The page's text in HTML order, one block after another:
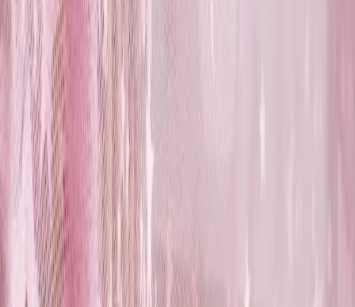
Bofigo 3 raflı metal banyo düzenleyici, dayanıklı yapısı ve şık
tasarımıyla banyoda düzen sağlar, kolay montajıyla zaman
kazandırır.
Daha fazla bilgi edinin
Blog